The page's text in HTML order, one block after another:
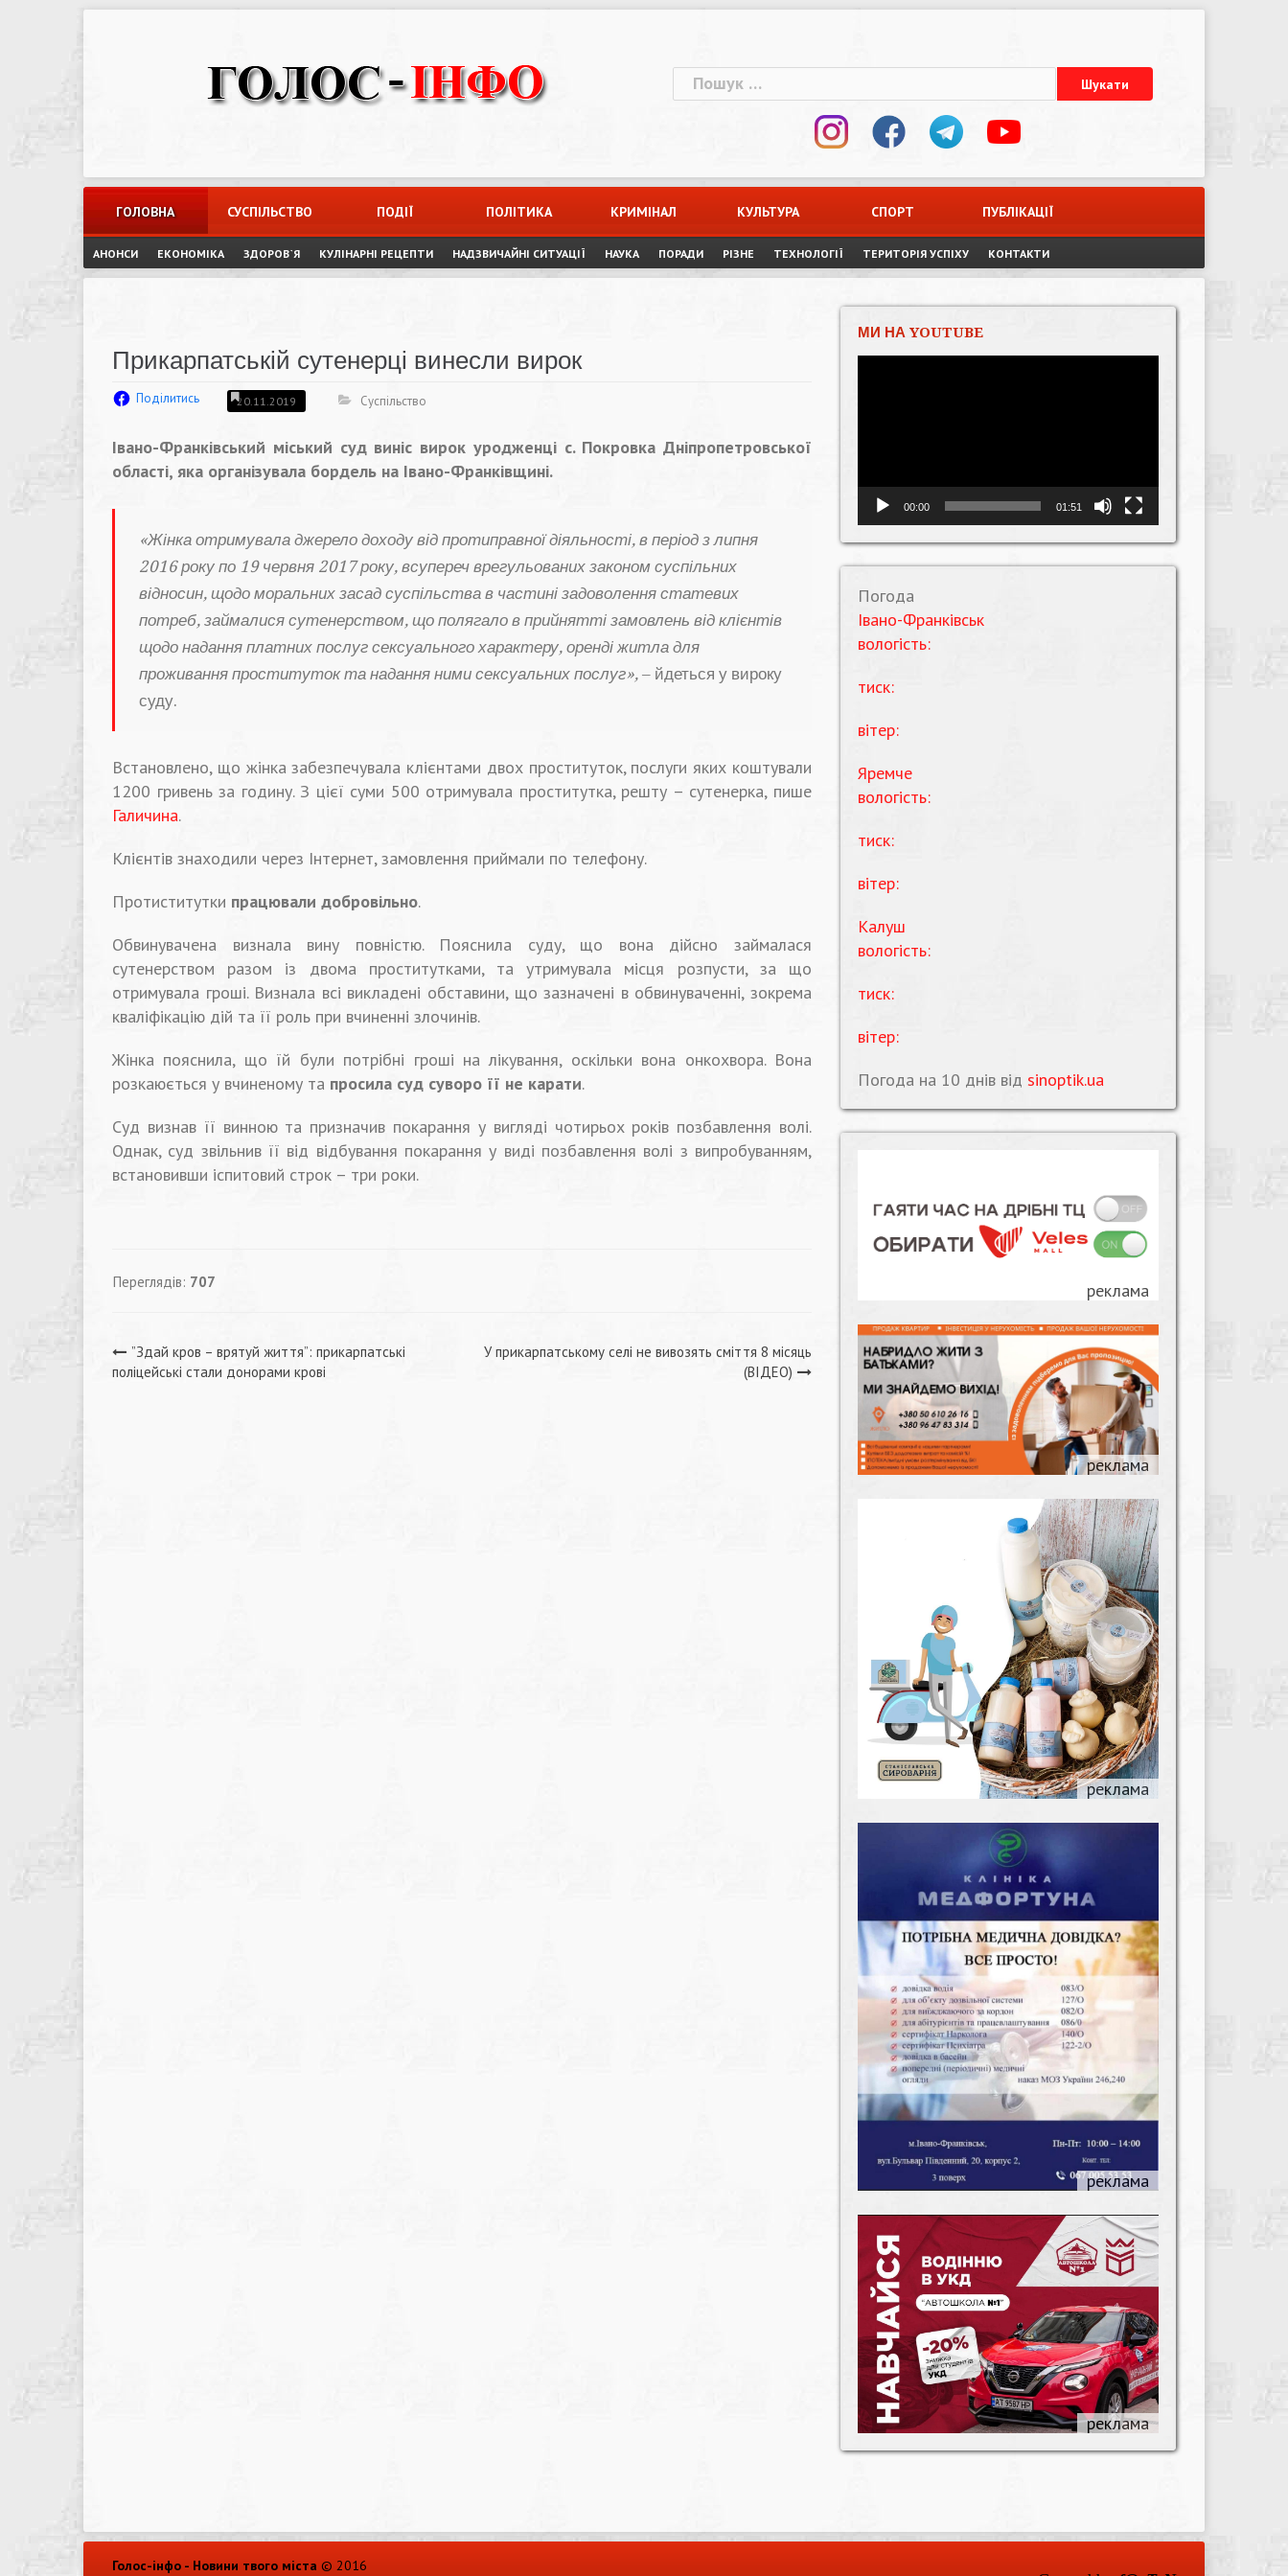
Пошук:
ГОЛОВНА СУСПІЛЬСТВО ПОДІЇ ПОЛІТИКА КРИМІНАЛ КУЛЬТУРА СПОРТ ПУБЛІКАЦІЇ
АНОНСИ ЕКОНОМІКА ЗДОРОВ`Я КУЛІНАРНІ РЕЦЕПТИ НАДЗВИЧАЙНІ СИТУАЦІЇ НАУКА ПОРАДИ РІЗНЕ ТЕХНОЛОГІЇ ТЕРИТОРІЯ УСПІХУ КОНТАКТИ
Прикарпатській сутенерці винесли вирок
Поділитись 20.11.2019 Суспільство
Івано-Франківський міський суд виніс вирок уродженці с. Покровка Дніпропетровської
області, яка організувала бордель на Івано-Франківщині.
«Жінка отримувала джерело доходу від протиправної діяльності, в період з липня
2016 року по 19 червня 2017 року, всупереч врегульованих законом суспільних
відносин, щодо моральних засад суспільства в частині задоволення статевих
потреб, займалися сутенерством, що полягало в прийнятті замовлень від клієнтів
щодо надання платних послуг сексуального характеру, оренді житла для
проживання проституток та надання ними сексуальних послуг», – йдеться у вироку
суду.
Встановлено, що жінка забезпечувала клієнтами двох проституток, послуги яких коштували
1200 гривень за годину. З цієї суми 500 отримувала проститутка, решту – сутенерка, пише
Галичина.
Клієнтів знаходили через Інтернет, замовлення приймали по телефону.
Протиститутки працювали добровільно.
Обвинувачена визнала вину повністю. Пояснила суду, що вона дійсно займалася
сутенерством разом із двома проститутками, та утримувала місця розпусти, за що
отримувала гроші. Визнала всі викладені обставини, що зазначені в обвинуваченні, зокрема
кваліфікацію дій та її роль при вчиненні злочинів.
Жінка пояснила, що їй були потрібні гроші на лікування, оскільки вона онкохвора. Вона
розкаюється у вчиненому та просила суд суворо її не карати.
Суд визнав її винною та призначив покарання у вигляді чотирьох років позбавлення волі.
Однак, суд звільнив її від відбування покарання у виді позбавлення волі з випробуванням,
встановивши іспитовий строк – три роки.
Переглядів: 707
Навігація
”Здай кров – врятуй життя”: прикарпатські
поліцейські стали донорами крові
У прикарпатському селі не вивозять сміття 8 місяць
(ВІДЕО)
МИ НА YOUTUBE
00:00 01:51
Погода
Івано-Франківськ
вологість:
тиск:
вітер:
Яремче
вологість:
тиск:
вітер:
Калуш
вологість:
тиск:
вітер:
Погода на 10 днів від sinoptik.ua
Голос-інфо - Новини твого міста © 2016